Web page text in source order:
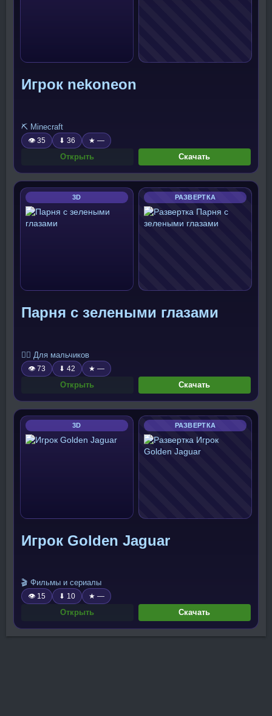
Игрок nekoneon
⛏️ Minecraft
👁 35 ⬇ 36 ★ —
Открыть Скачать
3D РАЗВЕРТКА
Парня с зелеными глазами
🧍‍♂️ Для мальчиков
👁 73 ⬇ 42 ★ —
Открыть Скачать
3D РАЗВЕРТКА
Игрок Golden Jaguar
🎬 Фильмы и сериалы
👁 15 ⬇ 10 ★ —
Открыть Скачать